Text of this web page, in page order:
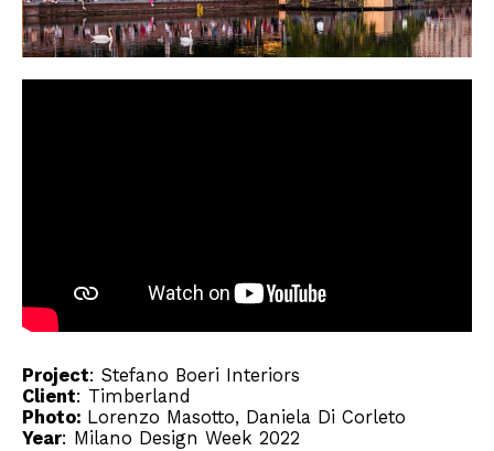
Project: Stefano Boeri Interiors
Client: Timberland
Photo: Lorenzo Masotto, Daniela Di Corleto
Year: Milano Design Week 2022